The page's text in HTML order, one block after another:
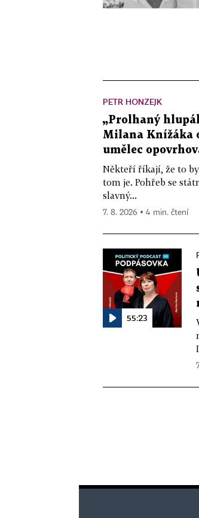
PETR HONZEJK
„Prolhaný
Milana Knížáka
umělec
Někteří říkají, že to
tom je. Pohřeb se
slavný...
7. 8. 2026 ▪ 4 min. čtení
55:23